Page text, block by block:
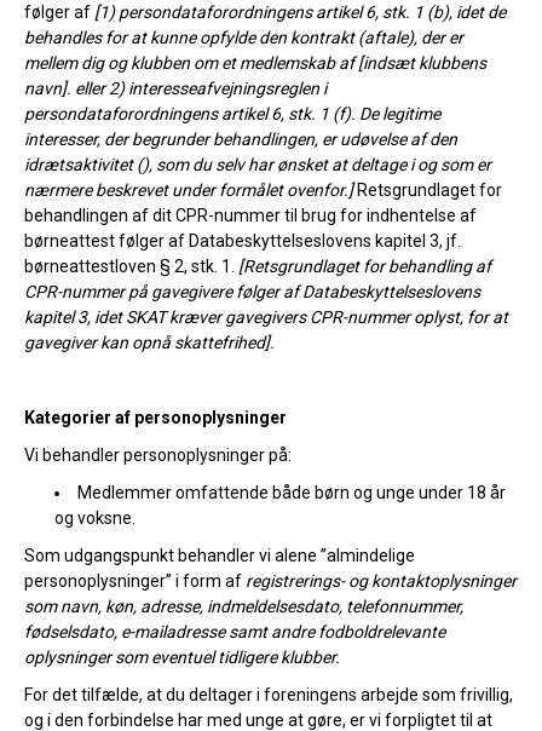
følger af [1) persondataforordningens artikel 6, stk. 1 (b), idet de
behandles for at kunne opfylde den kontrakt (aftale), der er
mellem dig og klubben om et medlemskab af [indsæt klubbens
navn]. eller 2) interesseafvejningsreglen i
persondataforordningens artikel 6, stk. 1 (f). De legitime
interesser, der begrunder behandlingen, er udøvelse af den
idrætsaktivitet (), som du selv har ønsket at deltage i og som er
nærmere beskrevet under formålet ovenfor.]Retsgrundlaget for
behandlingen af dit CPR-nummer til brug for indhentelse af
børneattest følger af Databeskyttelseslovens kapitel 3, jf.
børneattestloven § 2, stk. 1. [Retsgrundlaget for behandling af
CPR-nummer på gavegivere følger af Databeskyttelseslovens
kapitel 3, idet SKAT kræver gavegivers CPR-nummer oplyst, for at
gavegiver kan opnå skattefrihed].
Kategorier af personoplysninger
Vi behandler personoplysninger på:
Medlemmer omfattende både børn og unge under 18 år
og voksne.
Som udgangspunkt behandler vi alene ”almindelige
personoplysninger” i form af registrerings- og kontaktoplysninger
som navn, køn, adresse, indmeldelsesdato, telefonnummer,
fødselsdato, e-mailadresse samt andre fodboldrelevante
oplysninger som eventuel tidligere klubber.
For det tilfælde, at du deltager i foreningens arbejde som frivillig,
og i den forbindelse har med unge at gøre, er vi forpligtet til at